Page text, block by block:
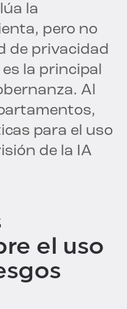
la
pero no
de privacidad
la principal
Al
para el uso
de la IA
el uso